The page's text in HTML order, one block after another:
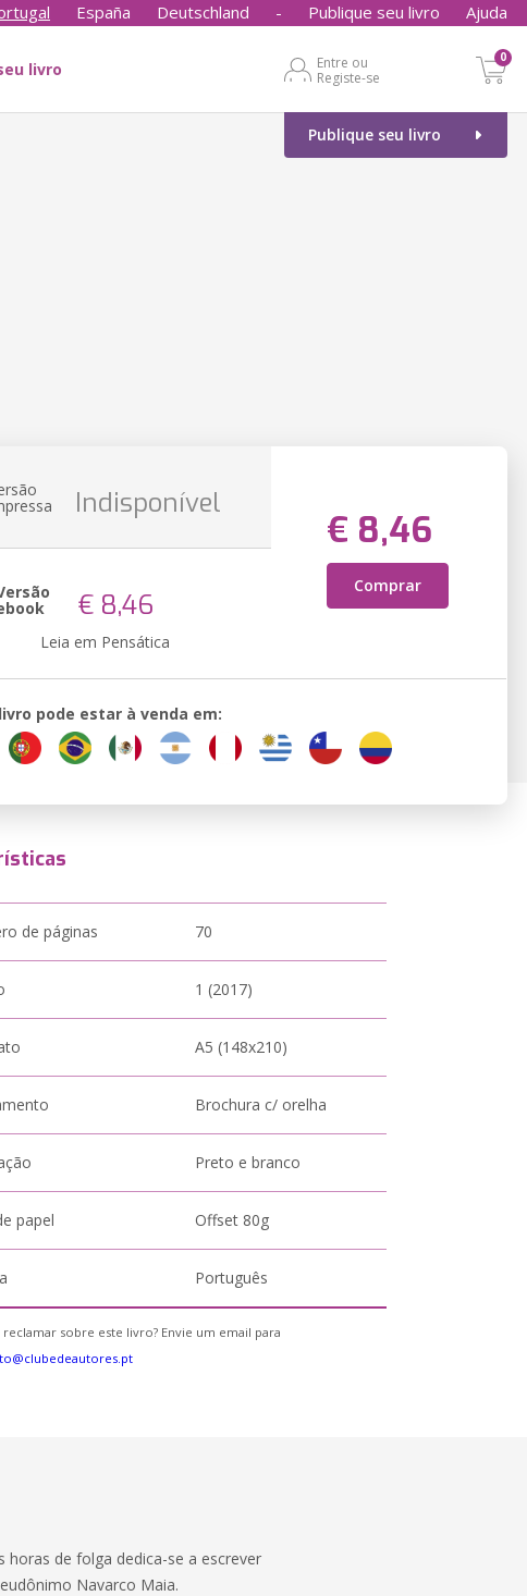
España Deutschland - Publique seu livro Ajuda
livro
Entre ou
Registe-se
0
Publique seu livro
Indisponível
€ 8,46
Comprar
€ 8,46
Leia em Pensática
pode estar à venda em:
de páginas 70
1 (2017)
A5 (148x210)
Brochura c/ orelha
Preto e branco
papel Offset 80g
Português
reclamar sobre este livro? Envie um email para
de folga dedica-se a escrever
Navarco Maia.